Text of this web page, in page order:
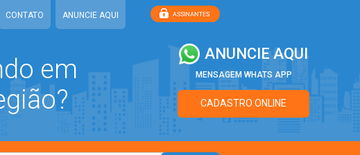
CONTATO ANUNCIE AQUI
em
ANUNCIE AQUI
MENSAGEM WHATS APP
CADASTRO ONLINE